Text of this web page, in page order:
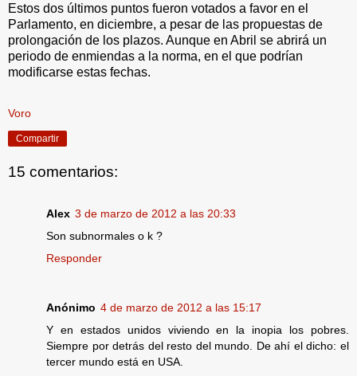
Estos dos últimos puntos fueron votados a favor en el
Parlamento, en diciembre, a pesar de las propuestas de
prolongación de los plazos. Aunque en Abril se abrirá un
periodo de enmiendas a la norma, en el que podrían
modificarse estas fechas.
Voro
Compartir
15 comentarios:
Alex 3 de marzo de 2012 a las 20:33
Son subnormales o k ?
Responder
Anónimo 4 de marzo de 2012 a las 15:17
Y en estados unidos viviendo en la inopia los pobres.
Siempre por detrás del resto del mundo. De ahí el dicho: el
tercer mundo está en USA.